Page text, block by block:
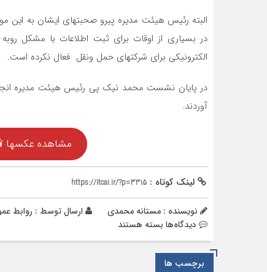
البته رئیس هیئت مدیره پیرو صحبتهای ایشان به این
در بسیاری از اوقات برای ثبت اطلاعات با مشکل
الکترونیکی برای شرکتهای حمل ونقل فعال نکرده است.
در پایان نشست محمد نیک پی رئیس هیئت مدیره
آوردند.
مشاهده عکسها
لینک کوتاه : https://itcai.ir/?p=3315
نویسنده : مستانه محمدی ارسال توسط : روابط
دیدگاه‌ها برای
مراسم
تودیع
بسته هستند
برچسب ها